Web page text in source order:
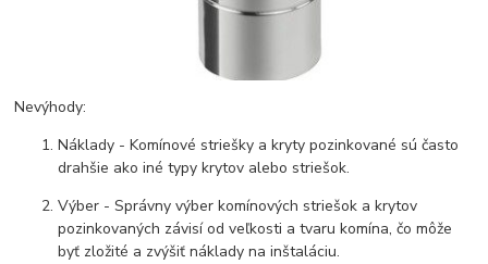
Nevýhody:
Náklady - Komínové striešky a kryty pozinkované sú často
drahšie ako iné typy krytov alebo striešok.
Výber - Správny výber komínových striešok a krytov
pozinkovaných závisí od veľkosti a tvaru komína, čo môže
byť zložité a zvýšiť náklady na inštaláciu.